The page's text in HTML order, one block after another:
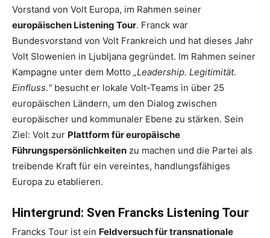
Vorstand von Volt Europa, im Rahmen seiner
europäischen Listening Tour. Franck war
Bundesvorstand von Volt Frankreich und hat dieses Jahr
Volt Slowenien in Ljubljana gegründet. Im Rahmen seiner
Kampagne unter dem Motto „Leadership. Legitimität.
Einfluss.“besucht er lokale Volt-Teams in über 25
europäischen Ländern, um den Dialog zwischen
europäischer und kommunaler Ebene zu stärken. Sein
Ziel: Volt zur Plattform für europäische
Führungspersönlichkeiten zu machen und die Partei als
treibende Kraft für ein vereintes, handlungsfähiges
Europa zu etablieren.
Hintergrund: Sven Francks Listening Tour
Francks Tour ist ein Feldversuch für transnationale